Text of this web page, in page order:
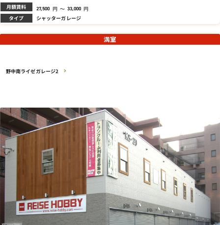
月額賃料 27,500 円 ～ 33,000 円
タイプ シャッターガレージ
野中南ライゼガレージ2
満室